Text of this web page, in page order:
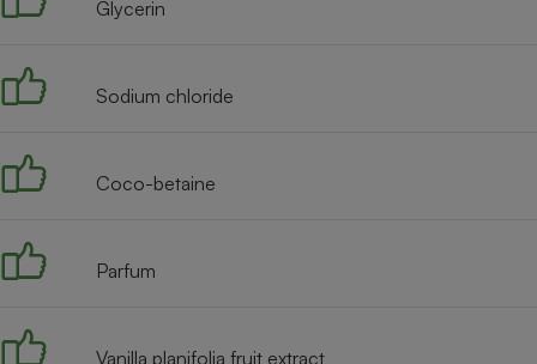
Glycerin
Sodium chloride
Coco-betaine
Parfum
Vanilla planifolia fruit extract